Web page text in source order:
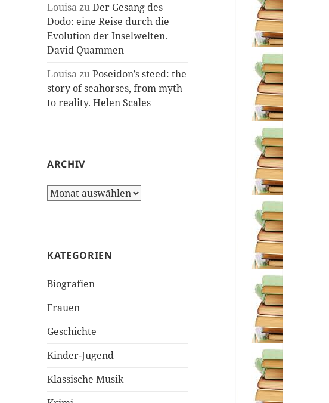
LouisazuDer Gesang des
Dodo: eine Reise durch die
Evolution der Inselwelten.
David Quammen
LouisazuPoseidon’s steed: the
story of seahorses, from myth
to reality. Helen Scales
ARCHIV
Archiv
KATEGORIEN
Biografien
Frauen
Geschichte
Kinder-Jugend
Klassische Musik